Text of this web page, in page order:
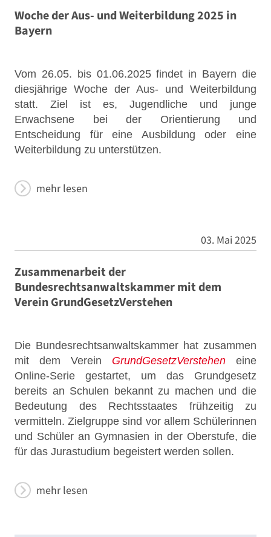
Woche der Aus- und Weiterbildung 2025 in
Bayern
Vom 26.05. bis 01.06.2025 findet in Bayern die
diesjährige Woche der Aus- und Weiterbildung
statt. Ziel ist es, Jugendliche und junge
Erwachsene bei der Orientierung und
Entscheidung für eine Ausbildung oder eine
Weiterbildung zu unterstützen.
mehr lesen
03. Mai 2025
Zusammenarbeit der
Bundesrechtsanwaltskammer mit dem
Verein GrundGesetzVerstehen
Die Bundesrechtsanwaltskammer hat zusammen
mit dem Verein GrundGesetzVerstehen eine
Online-Serie gestartet, um das Grundgesetz
bereits an Schulen bekannt zu machen und die
Bedeutung des Rechtsstaates frühzeitig zu
vermitteln. Zielgruppe sind vor allem Schülerinnen
und Schüler an Gymnasien in der Oberstufe, die
für das Jurastudium begeistert werden sollen.
mehr lesen